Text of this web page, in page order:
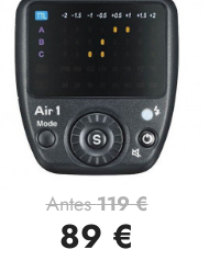
Antes119 €
89 €